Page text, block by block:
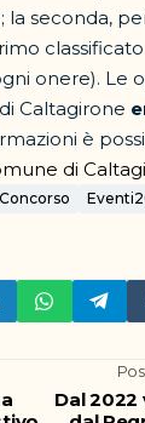
la seconda,
onere). Le
Caltagirone
è
di
Concorso
Dal